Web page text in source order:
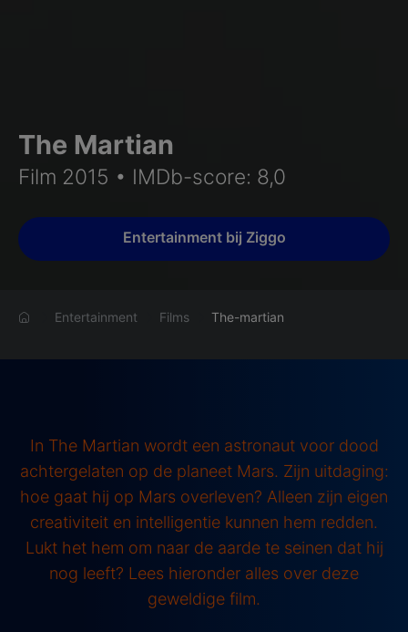
The Martian
Film 2015 • IMDb-score: 8,0
Entertainment bij Ziggo
Entertainment Films The-martian
In The Martian wordt een astronaut voor dood
achtergelaten op de planeet Mars. Zijn uitdaging:
hoe gaat hij op Mars overleven? Alleen zijn eigen
creativiteit en intelligentie kunnen hem redden.
Lukt het hem om naar de aarde te seinen dat hij
nog leeft? Lees hieronder alles over deze
geweldige film.